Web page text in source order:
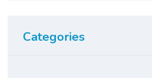
Categories